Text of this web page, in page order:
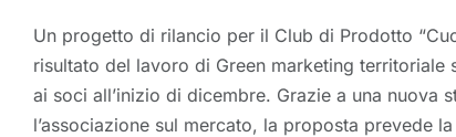
Un progetto di rilancio per il Club di Prodotto
risultato del lavoro di Green marketing territoriale
ai soci all’inizio di dicembre. Grazie a una nuova
l’associazione sul mercato, la proposta prevede